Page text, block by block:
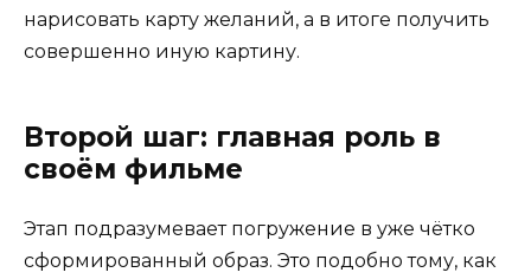
нарисовать карту желаний, а в итоге получить
совершенно иную картину.
Второй шаг: главная роль в
своём фильме
Этап подразумевает погружение в уже чётко
сформированный образ. Это подобно тому, как